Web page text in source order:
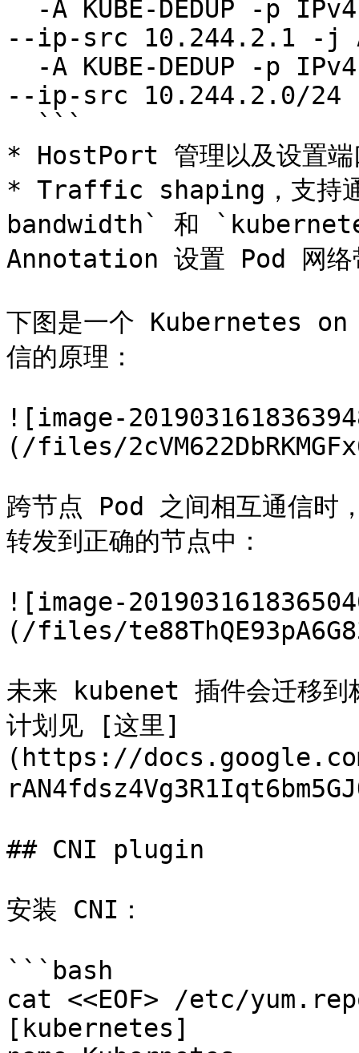
--ip-src 10.244.2.1 -j
--ip-src 10.244.2.0/24 -
* HostPort 管理以及设置端
* Traffic shaping，支
bandwidth` 和
Annotation 设置 Pod 网络
下图是一个 Kubernetes on
信的原理：
![image-
(/files/
跨节点 Pod 之间相互通信时
转发到正确的节点中：
![image-
(/files/
未来 kubenet 插件会迁移
计划见 [这里]
(https://
## CNI plugin
安装 CNI：
```bash
cat <<EOF> /etc/
[kubernetes]